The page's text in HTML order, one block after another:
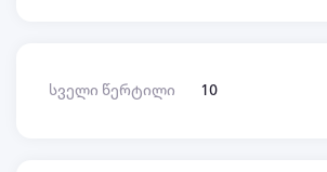
სველი წერტილი 10